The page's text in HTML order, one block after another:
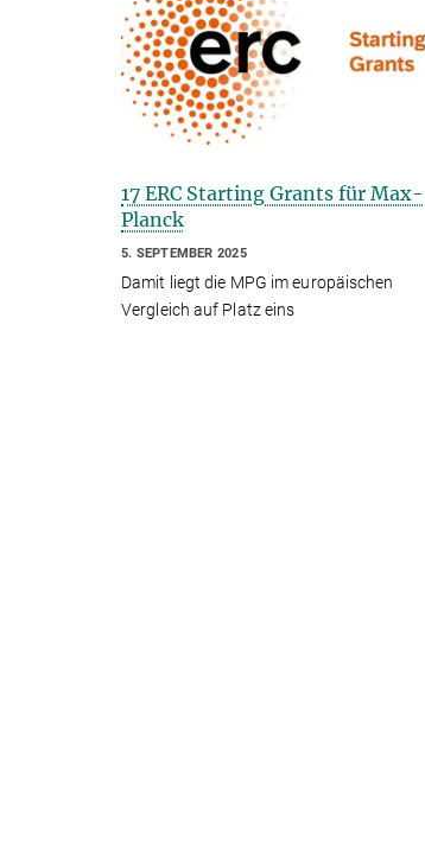
17 ERC Starting Grants für Max-
Planck
5. SEPTEMBER 2025
Damit liegt die MPG im europäischen
Vergleich auf Platz eins